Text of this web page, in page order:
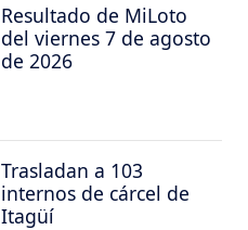
Resultado de MiLoto
del viernes 7 de agosto
de 2026
Trasladan a 103
internos de cárcel de
Itagüí